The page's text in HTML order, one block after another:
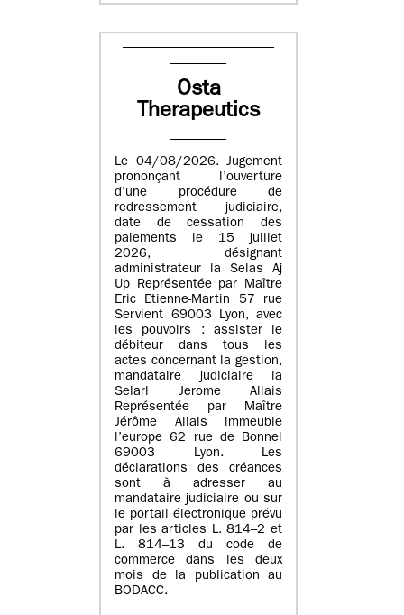
Osta
Therapeutics
Le 04/08/2026. Jugement
prononçant l’ouverture
d’une procédure de
redressement judiciaire,
date de cessation des
paiements le 15 juillet
2026, désignant
administrateur la Selas Aj
Up Représentée par Maître
Eric Etienne-Martin 57 rue
Servient 69003 Lyon, avec
les pouvoirs : assister le
débiteur dans tous les
actes concernant la gestion,
mandataire judiciaire la
Selarl Jerome Allais
Représentée par Maître
Jérôme Allais immeuble
l’europe 62 rue de Bonnel
69003 Lyon. Les
déclarations des créances
sont à adresser au
mandataire judiciaire ou sur
le portail électronique prévu
par les articles L. 814–2 et
L. 814–13 du code de
commerce dans les deux
mois de la publication au
BODACC.